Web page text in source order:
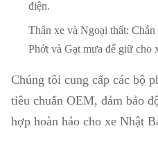
điện.
Thân xe và Ngoại thất:
Phớt và Gạt mưa để giữ cho
Chúng tôi cung cấp các bộ
tiêu chuẩn OEM, đảm bảo
hợp hoàn hảo cho xe Nhật